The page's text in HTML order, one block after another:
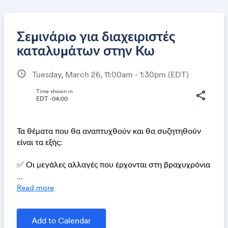
Σεμινάριo για διαχειριστές
καταλυμάτων στην Κω
schedule Tuesday, March 26, 11:00am - 1:30pm (EDT)
share
Time shown in
EDT -04:00
Τα θέματα που θα αναπτυχθούν και θα συζητηθούν
είναι τα εξής:
✅ Οι μεγάλες αλλαγές που έρχονται στη βραχυχρόνια
✅ Τα μυστικά των πιο πετυχημένων διαχειριστών
✅ Τακτικές και συμβουλές
...
Read more
Add to Calendar
Share